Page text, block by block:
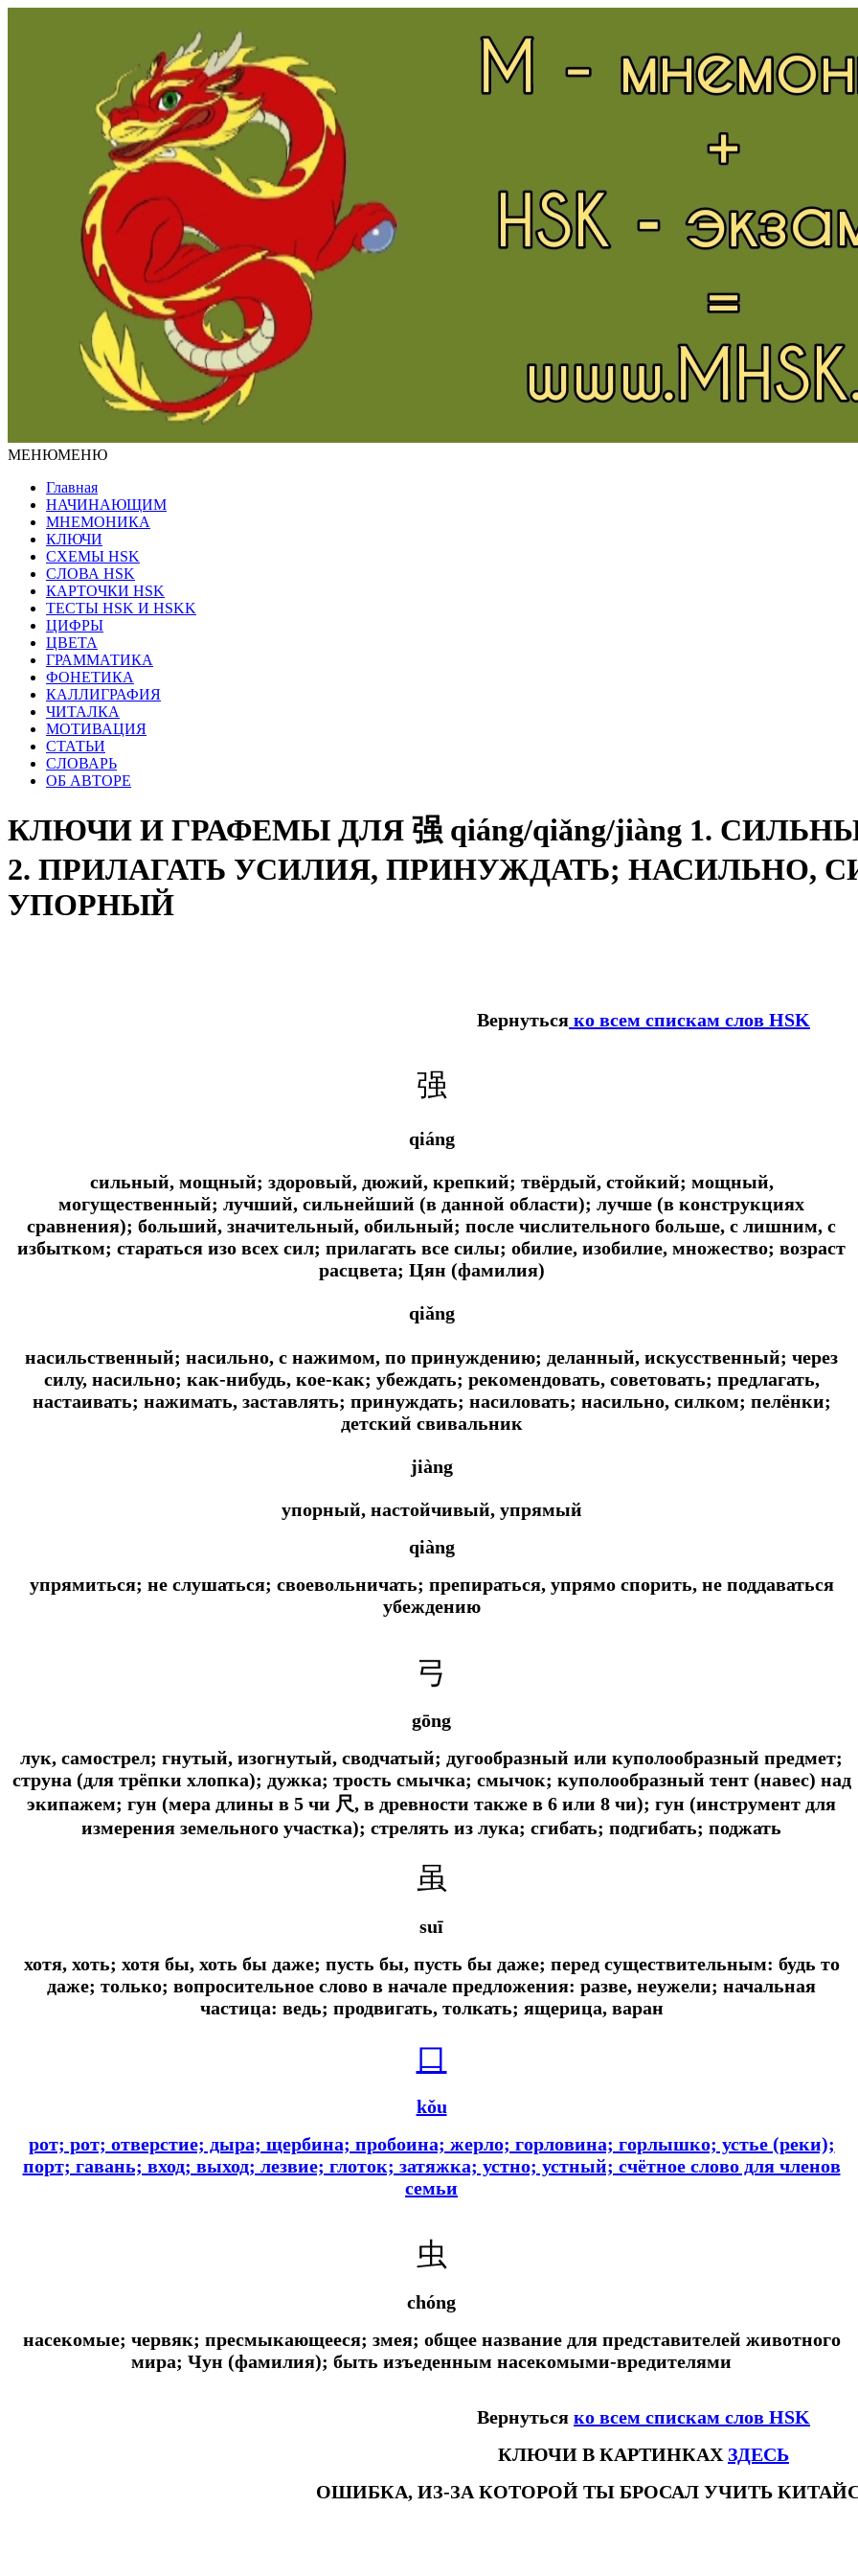
МЕНЮМЕНЮ
Главная
НАЧИНАЮЩИМ
МНЕМОНИКА
КЛЮЧИ
СХЕМЫ HSK
СЛОВА HSK
КАРТОЧКИ HSK
ТЕСТЫ HSK И HSKK
ЦИФРЫ
ЦВЕТА
ГРАММАТИКА
ФОНЕТИКА
КАЛЛИГРАФИЯ
ЧИТАЛКА
МОТИВАЦИЯ
СТАТЬИ
СЛОВАРЬ
ОБ АВТОРЕ
КЛЮЧИ И ГРАФЕМЫ ДЛЯ 强 qiáng/qiǎng/jiàng 1.
2. ПРИЛАГАТЬ УСИЛИЯ, ПРИНУЖДАТЬ; НАСИЛЬНО,
УПОРНЫЙ
Вернуться ко всем спискам слов HSK
强
qiáng
сильный, мощный; здоровый, дюжий, крепкий; твёрдый, стойкий; мощный,
могущественный; лучший, сильнейший (в данной области); лучше (в конструкциях
сравнения); больший, значительный, обильный; после числительного больше, с лишним, с
избытком; стараться изо всех сил; прилагать все силы; обилие, изобилие, множество; возраст
расцвета; Цян (фамилия)
qiǎng
насильственный; насильно, с нажимом, по принуждению; деланный, искусственный; через
силу, насильно; как-нибудь, кое-как; убеждать; рекомендовать, советовать; предлагать,
настаивать; нажимать, заставлять; принуждать; насиловать; насильно, силком; пелёнки;
детский свивальник
jiàng
упорный, настойчивый, упрямый
qiàng
упрямиться; не слушаться; своевольничать; препираться, упрямо спорить, не поддаваться
убеждению
弓
gōng
лук, самострел; гнутый, изогнутый, сводчатый; дугообразный или куполообразный предмет;
струна (для трёпки хлопка); дужка; трость смычка; смычок; куполообразный тент (навес) над
экипажем; гун (мера длины в 5 чи 尺, в древности также в 6 или 8 чи); гун (инструмент для
измерения земельного участка); стрелять из лука; сгибать; подгибать; поджать
虽
suī
хотя, хоть; хотя бы, хоть бы даже; пусть бы, пусть бы даже; перед существительным: будь то
даже; только; вопросительное слово в начале предложения: разве, неужели; начальная
частица: ведь; продвигать, толкать; ящерица, варан
口
kǒu
рот; рот; отверстие; дыра; щербина; пробоина; жерло; горловина; горлышко; устье (реки);
порт; гавань; вход; выход; лезвие; глоток; затяжка; устно; устный; счётное слово для членов
семьи
虫
chóng
насекомые; червяк; пресмыкающееся; змея; общее название для представителей животного
мира; Чун (фамилия); быть изъеденным насекомыми-вредителями
Вернуться ко всем спискам слов HSK
КЛЮЧИ В КАРТИНКАХ ЗДЕСЬ
ОШИБКА, ИЗ-ЗА КОТОРОЙ ТЫ БРОСАЛ УЧИТЬ